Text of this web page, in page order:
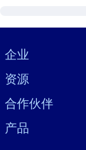
Visually hidden
企业
资源
合作伙伴
产品